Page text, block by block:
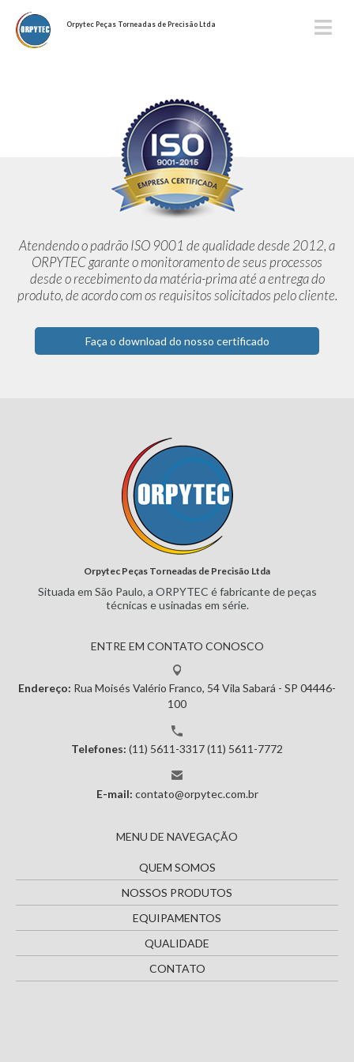
Orpytec Peças Torneadas de Precisão Ltda
Atendendo o padrão ISO 9001 de qualidade desde 2012,a
ORPYTEC garante o monitoramento de seus processos
desde orecebimento da matéria-prima até a entrega do
produto, de acordocom os requisitos solicitados pelo cliente.
Faça o download do nosso certificado
Orpytec Peças Torneadas de Precisão Ltda
Situada em São Paulo, a ORPYTEC é fabricante de peças
técnicas eusinadas em série.
ENTRE EM CONTATO CONOSCO
Endereço: Rua Moisés Valério Franco, 54Vila Sabará - SP 04446-
100
Telefones: (11) 5611-3317(11) 5611-7772
E-mail: contato@orpytec.com.br
MENU DE NAVEGAÇÃO
QUEM SOMOS
NOSSOS PRODUTOS
EQUIPAMENTOS
QUALIDADE
CONTATO